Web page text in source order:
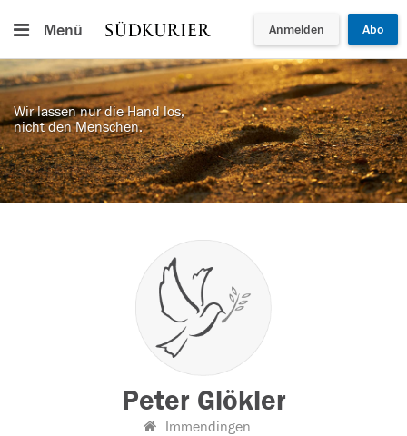
Menü Anmelden Abo
Wir lassen nur die Hand los,
nicht den Menschen.
Peter Glökler
Immendingen